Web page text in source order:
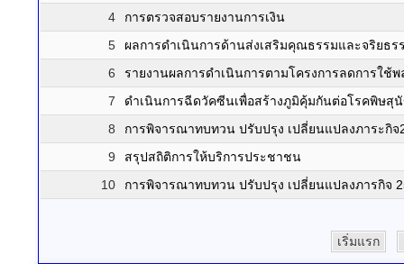
4
การตรวจสอบรายงานการเงิน
5
ผลการดำเนินการด้านส่งเสริมคุณธรรมและจริยธร
6
รายงานผลการดำเนินการตามโครงการลดการใ
7
ดำเนินการฉีดวัคซีนเพื่อสร้างภูมิคุ้มกันต่อโรคพิษสุ
8
การพิจารณาทบทวน ปรับปรุง เปลี่ยนแปลงภาระกิจ
9
สรุปสถิติการให้บริการประชาชน
10
การพิจารณาทบทวน ปรับปรุง เปลี่ยนแปลงภารกิจ
เริ่มแรก